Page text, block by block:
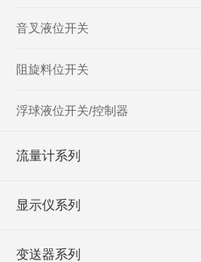
音叉液位开关
阻旋料位开关
浮球液位开关/控制器
流量计系列
显示仪系列
变送器系列